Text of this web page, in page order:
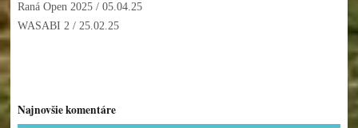
Raná Open 2025/ 05.04.25
WASABI 2/ 25.02.25
Najnovšie komentáre